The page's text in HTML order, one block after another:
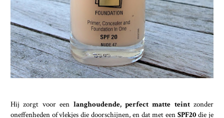
Hij zorgt voor een langhoudende, perfect matte teintzonder
oneffenheden of vlekjes die doorschijnen, en dat met een SPF20die je